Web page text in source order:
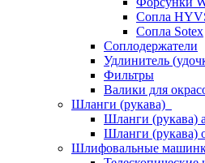
Сопла
Сопла Sotex
Соплодержатели
Удлинитель
Фильтры
Валики для
Шланги (рукава)
Шланги (рукава)
Шланги (рукава)
Шлифовальные